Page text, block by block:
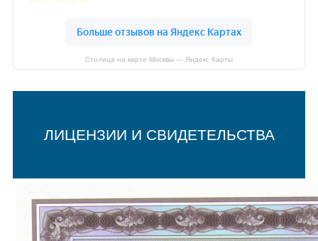
Столица на карте Москвы — Яндекс Карты
ЛИЦЕНЗИИ И СВИДЕТЕЛЬСТВА